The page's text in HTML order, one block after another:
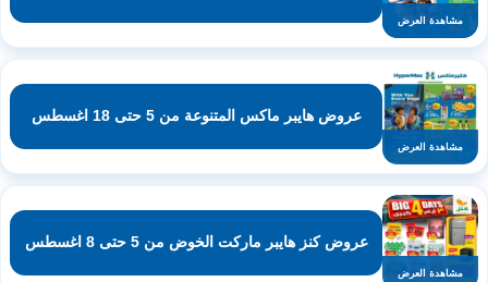
مشاهدة العرض
مشاهدة العرض
عروض هايبر ماكس المتنوعة من 5 حتى 18 اغسطس
مشاهدة العرض
عروض كنز هايبر ماركت الخوض من 5 حتى 8 اغسطس